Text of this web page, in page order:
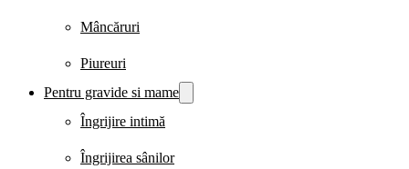
Mâncăruri
Piureuri
Pentru gravide si mame
Îngrijire intimă
Îngrijirea sânilor